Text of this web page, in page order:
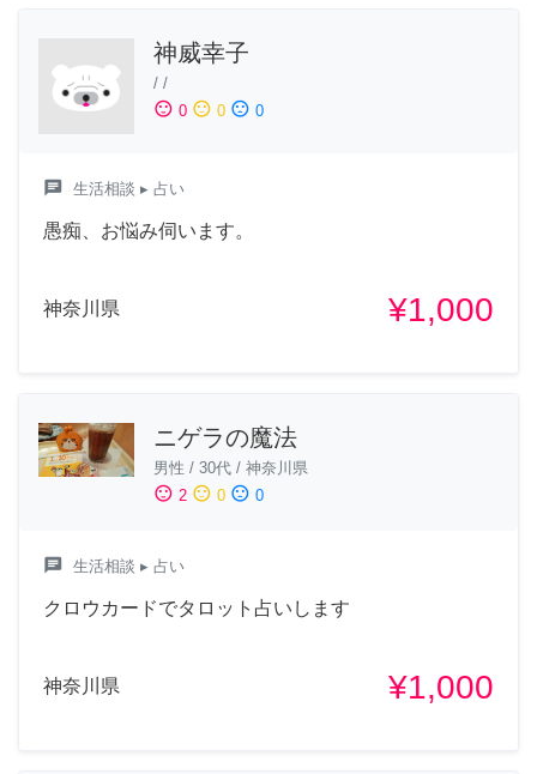
神威幸子
/ /
sentiment_satisfied 0 sentiment_neutral 0 sentiment_dissatisfied 0
chat 生活相談 ▸ 占い
愚痴、お悩み伺います。
神奈川県 ¥1,000
ニゲラの魔法
男性 / 30代 / 神奈川県
sentiment_satisfied 2 sentiment_neutral 0 sentiment_dissatisfied 0
chat 生活相談 ▸ 占い
クロウカードでタロット占いします
神奈川県 ¥1,000